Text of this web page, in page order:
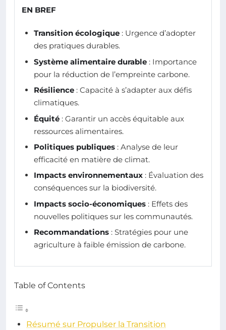
EN BREF
Transition écologique : Urgence d’adopter
des pratiques durables.
Système alimentaire durable : Importance
pour la réduction de l’empreinte carbone.
Résilience : Capacité à s’adapter aux défis
climatiques.
Équité : Garantir un accès équitable aux
ressources alimentaires.
Politiques publiques : Analyse de leur
efficacité en matière de climat.
Impacts environnementaux : Évaluation des
conséquences sur la biodiversité.
Impacts socio-économiques : Effets des
nouvelles politiques sur les communautés.
Recommandations : Stratégies pour une
agriculture à faible émission de carbone.
Table of Contents
Résumé sur Propulser la Transition